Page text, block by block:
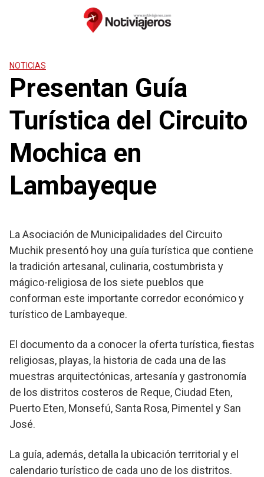
NOTICIAS
Presentan Guía
Turística del Circuito
Mochica en
Lambayeque
La Asociación de Municipalidades del Circuito
Muchik presentó hoy una guía turística que contiene
la tradición artesanal, culinaria, costumbrista y
mágico-religiosa de los siete pueblos que
conforman este importante corredor económico y
turístico de Lambayeque.
El documento da a conocer la oferta turística, fiestas
religiosas, playas, la historia de cada una de las
muestras arquitectónicas, artesanía y gastronomía
de los distritos costeros de Reque, Ciudad Eten,
Puerto Eten, Monsefú, Santa Rosa, Pimentel y San
José.
La guía, además, detalla la ubicación territorial y el
calendario turístico de cada uno de los distritos.